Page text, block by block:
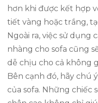
hơn khi được kết hợp
tiết vàng hoặc trắng,
Ngoài ra, việc sử dụng
nhàng cho sofa cũng
dễ chịu cho cả không
Bên cạnh đó, hãy chú
của sofa. Những chiếc